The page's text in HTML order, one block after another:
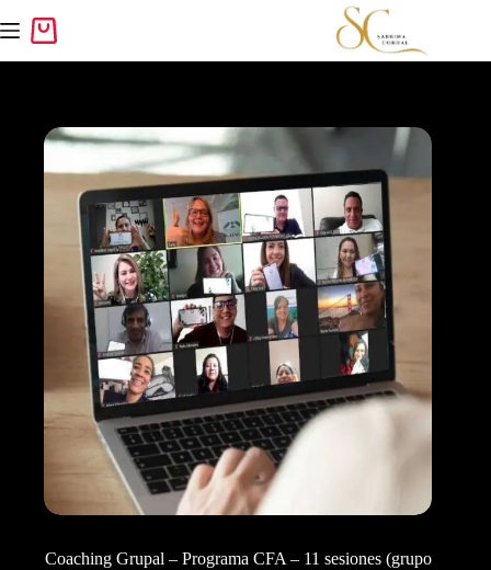
Coaching Grupal – Programa CFA – 11 sesiones (grupo